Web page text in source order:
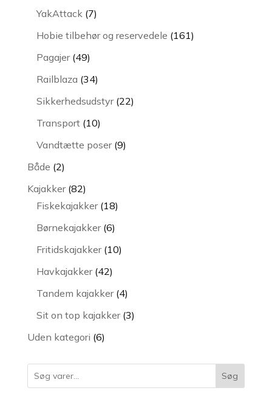
YakAttack 77
Hobie tilbehør og reservedele 161161
Pagajer 4949
varer
Railblaza 3434
varer
Sikkerhedsudstyr 2222
Transport 1010
varer
Vandtætte poser 99
Både 22
varer
Kajakker 8282
varer
Fiskekajakker 1818
Børnekajakker 66
varer
Fritidskajakker 1010
Havkajakker 4242
varer
Tandem kajakker 44
varer
Sit on top kajakker 33
Uden kategori 66
Søg